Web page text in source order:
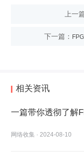
上一
下一篇：
相关资讯
一篇带你透彻了解
网络收集 · 2024-08-10